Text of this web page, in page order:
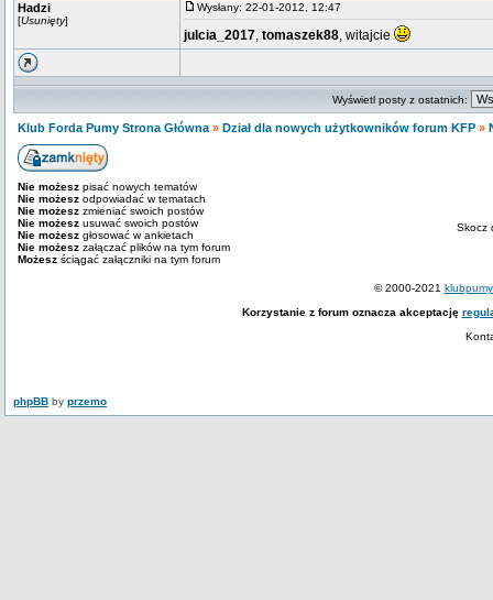
Hadzi
[Usunięty]
Wysłany: 22-01-2012, 12:47
julcia_2017, tomaszek88, witajcie
Wyświetl posty z ostatnich:
Klub Forda Pumy Strona Główna » Dział dla nowych użytkowników forum KFP »
Nie możesz pisać nowych tematów
Nie możesz odpowiadać w tematach
Nie możesz zmieniać swoich postów
Nie możesz usuwać swoich postów
Nie możesz głosować w ankietach
Nie możesz załączać plików na tym forum
Możesz ściągać załączniki na tym forum
Skocz
© 2000-2021
Korzystanie z forum oznacza akceptację
phpBB by przemo